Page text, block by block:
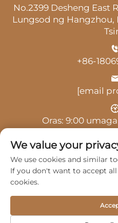
No.2399 Desheng East
Lungsod ng
+86-
[email
Oras: 9:00
Service Co., Ltd. -
Mga Produkto
We value your
We use cookies and similar
If you don't want to accept
cookies.